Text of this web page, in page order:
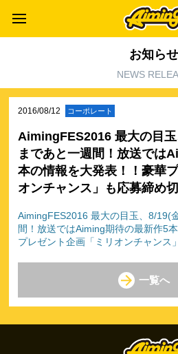
お知らせ
NEWS
2016/08/12 コーポレート
AimingFES2016 最大の目
まであと一週間！放送では
本の情報を大発表！！豪華
オンチャンス」も応募締め
AimingFES2016 最大の目玉、8/19(
間！放送ではAiming期待の最新作5
プレゼント企画「ミリオンチャンス
一覧へ